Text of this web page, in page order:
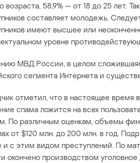
возраста, 58,9% — от 18 до 25 лет.
составляет молодежь.
имеют высшее или
уровне
МВД России, в целом
сегмента Интернета и
отметил, что в настоящее время
спама ложится на всех
По различным оценкам, объемы
от $120 млн. до 200 млн. в год.
и с этим видом преступлений. По
окончено производством